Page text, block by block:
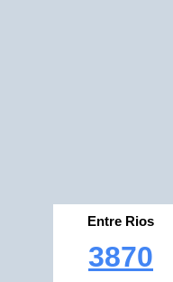
Entre Rios
3870